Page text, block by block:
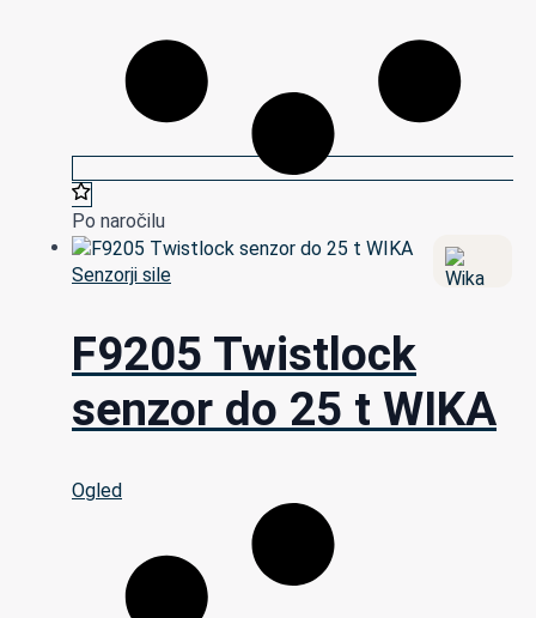
Po naročilu
Senzorji sile
F9205 Twistlock
senzor do 25 t WIKA
Ogled